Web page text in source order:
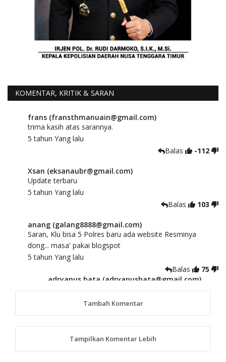
KOMENTAR, KRITIK & SARAN
frans (fransthmanuain@gmail.com)
trima kasih atas sarannya.
5 tahun Yang lalu
Balas
-112
Xsan (eksanaubr@gmail.com)
Update terbaru
5 tahun Yang lalu
Balas
103
anang (galang8888@gmail.com)
Saran, Klu bisa 5 Polres baru ada website Resminya
dong... masa' pakai blogspot
5 tahun Yang lalu
Balas
75
adryanus bata (adryanusbata@gmail.com)
TKS atas saran dan masukannya, akan kami
tindaklanjuti
anggy (anakkaos@gmail.com)
Kami perantu bisa baca langsung terkait Pilkada Sumba
Tambah Komentar
Tampilkan Komentar Lebih